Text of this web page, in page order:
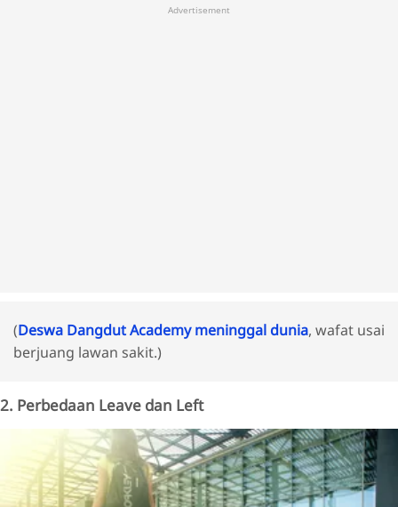
Advertisement
(Deswa Dangdut Academy meninggal dunia, wafat usai
berjuang lawan sakit.)
2. Perbedaan Leave dan Left